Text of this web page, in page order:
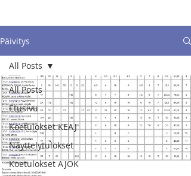
Päivitys
All Posts
Etusivu
Koetulokset KEAJ
Näyttelytulokset
Koetulokset AJOK
All Posts